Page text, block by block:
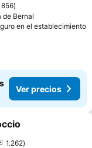
856
de Bernal
en el establecimiento
Ver precios
1.262